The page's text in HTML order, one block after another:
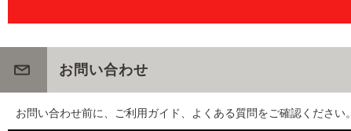
お問い合わせ
お問い合わせ前に、ご利用ガイド、よくある質問をご確認ください。